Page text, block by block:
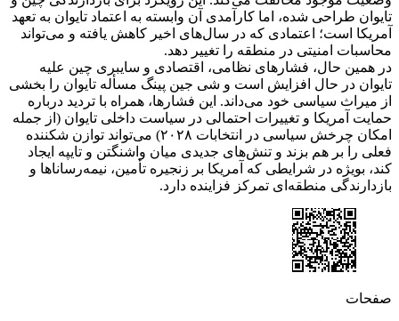
تایوان طراحی شده، اما کارآمدی آن وابسته به اعتماد تایوان به تعهد
آمریکا است؛ اعتمادی که در سال‌های اخیر کاهش یافته و می‌تواند
محاسبات امنیتی در منطقه را تغییر دهد.
در همین حال، فشارهای نظامی، اقتصادی و سایبری چین علیه
تایوان در حال افزایش است و شی جین پینگ مسأله تایوان را بخشی
از میراث سیاسی خود می‌داند. این فشارها، همراه با تردید درباره
حمایت آمریکا و تغییرات احتمالی در سیاست داخلی تایوان (از جمله
امکان چرخش سیاسی در انتخابات ۲۰۲۸) می‌تواند توازن شکننده
فعلی را بر هم بزند و تنش‌های جدیدی میان واشنگتن و تایپه ایجاد
کند، بویژه در شرایطی که آمریکا بر زنجیره تأمین، نیمه‌رساناها و
بازدارندگی منطقه‌ای تمرکز فزاینده دارد.
صفحات